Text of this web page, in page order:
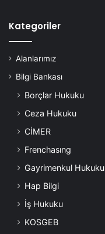
Kategoriler
Alanlarımız
Bilgi Bankası
Borçlar Hukuku
Ceza Hukuku
CİMER
Frenchasıng
Gayrimenkul Hukuku
Hap Bilgi
İş Hukuku
KOSGEB